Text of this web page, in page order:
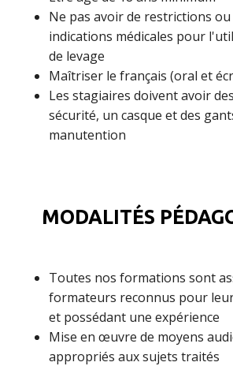
Ne pas avoir de restrictions
indications médicales pour
de levage
Maîtriser le français (oral et
Les stagiaires doivent avoir
sécurité, un casque et des
manutention
MODALITÉS
Toutes nos formations sont
formateurs reconnus pour
et possédant une expérience
Mise en œuvre de moyens
appropriés aux sujets traités